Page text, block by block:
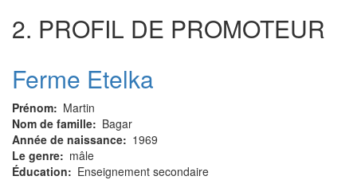
2. PROFIL DE PROMOTEUR
Ferme Etelka
Prénom
Martin
Nom de famille
Bagar
Année de naissance
1969
Le genre
mâle
Éducation
Enseignement secondaire